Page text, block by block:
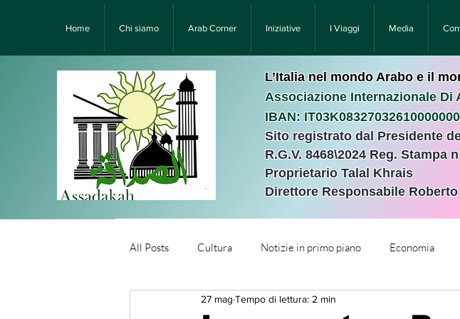
Home Chi siamo Arab Corner Iniziative I Viaggi Media
L’Italia nel mondo Arabo e il
Associazione Internazionale Di
IBAN:
Sito registrato dal Presidente
R.G.V. 8468\2024 Reg. Stampa
Proprietario Talal Khrais
Direttore Responsabile
All Posts Cultura Notizie in primo piano Economia
Նորություններ/Notizie Armene
27 mag Tempo di lettura: 2 min